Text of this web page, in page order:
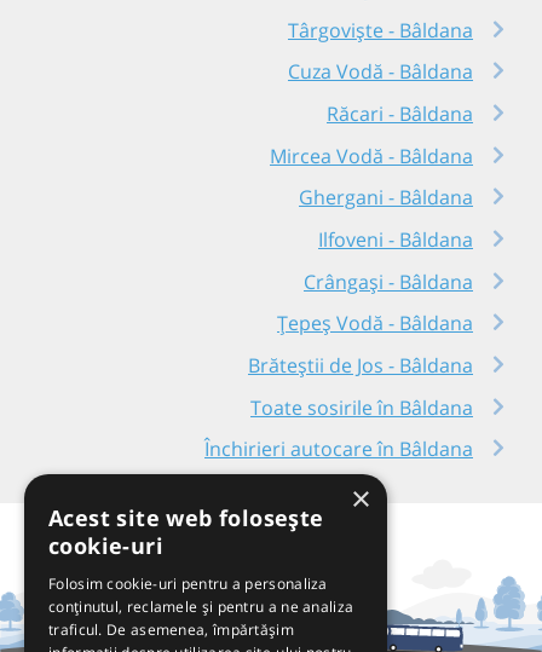
Târgoviște - Bâldana
Cuza Vodă - Bâldana
Răcari - Bâldana
Mircea Vodă - Bâldana
Ghergani - Bâldana
Ilfoveni - Bâldana
Crângași - Bâldana
Țepeș Vodă - Bâldana
Brăteștii de Jos - Bâldana
Toate sosirile în Bâldana
Închirieri autocare în Bâldana
×
Acest site web folosește
cookie-uri
Folosim cookie-uri pentru a personaliza
conținutul, reclamele și pentru a ne analiza
traficul. De asemenea, împărtășim